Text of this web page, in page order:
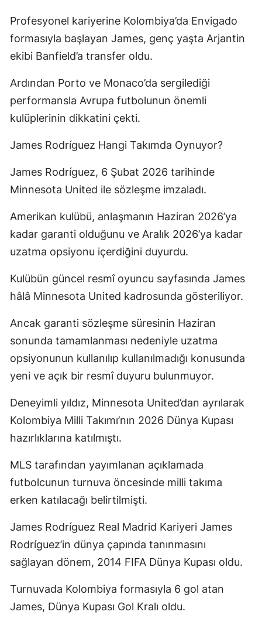
Profesyonel kariyerine Kolombiya’da Envigado
formasıyla başlayan James, genç yaşta Arjantin
ekibi Banfield’a transfer oldu.
Ardından Porto ve Monaco’da sergilediği
performansla Avrupa futbolunun önemli
kulüplerinin dikkatini çekti.
James Rodríguez Hangi Takımda Oynuyor?
James Rodríguez, 6 Şubat 2026 tarihinde
Minnesota United ile sözleşme imzaladı.
Amerikan kulübü, anlaşmanın Haziran 2026’ya
kadar garanti olduğunu ve Aralık 2026’ya kadar
uzatma opsiyonu içerdiğini duyurdu.
Kulübün güncel resmî oyuncu sayfasında James
hâlâ Minnesota United kadrosunda gösteriliyor.
Ancak garanti sözleşme süresinin Haziran
sonunda tamamlanması nedeniyle uzatma
opsiyonunun kullanılıp kullanılmadığı konusunda
yeni ve açık bir resmî duyuru bulunmuyor.
Deneyimli yıldız, Minnesota United’dan ayrılarak
Kolombiya Milli Takımı’nın 2026 Dünya Kupası
hazırlıklarına katılmıştı.
MLS tarafından yayımlanan açıklamada
futbolcunun turnuva öncesinde milli takıma
erken katılacağı belirtilmişti.
James Rodríguez Real Madrid Kariyeri James
Rodríguez’in dünya çapında tanınmasını
sağlayan dönem, 2014 FIFA Dünya Kupası oldu.
Turnuvada Kolombiya formasıyla 6 gol atan
James, Dünya Kupası Gol Kralı oldu.